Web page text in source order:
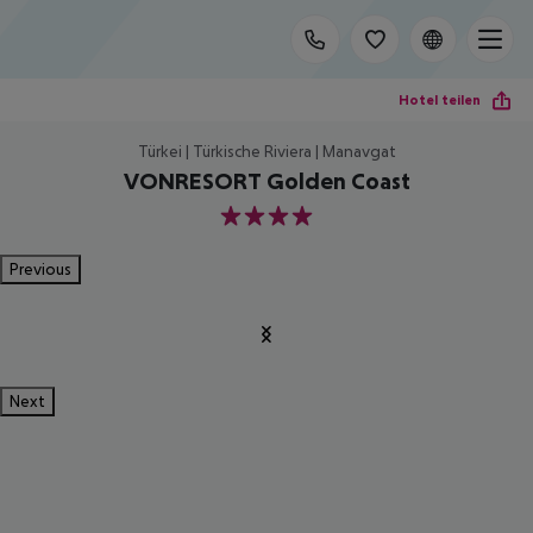
Hotel teilen
Türkei | Türkische Riviera | Manavgat
VONRESORT Golden Coast
4
Previous
Next